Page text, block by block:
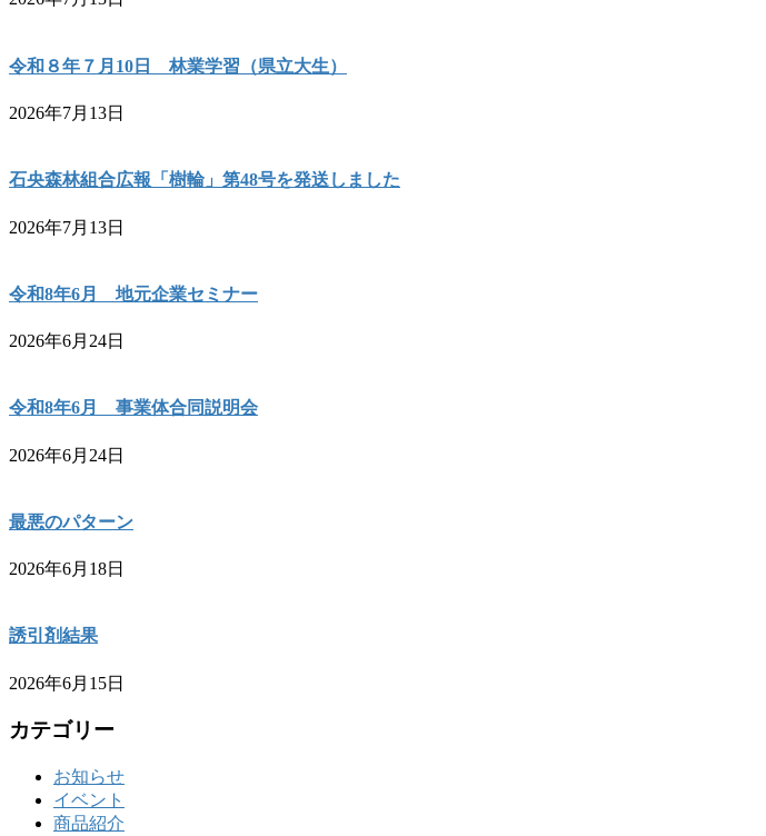
令和８年７月10日 林業学習（県立大生）
2026年7月13日
石央森林組合広報「樹輪」第48号を発送しました
2026年7月13日
令和8年6月 地元企業セミナー
2026年6月24日
令和8年6月 事業体合同説明会
2026年6月24日
最悪のパターン
2026年6月18日
誘引剤結果
2026年6月15日
カテゴリー
お知らせ
イベント
商品紹介